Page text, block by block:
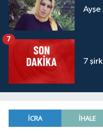
7
7